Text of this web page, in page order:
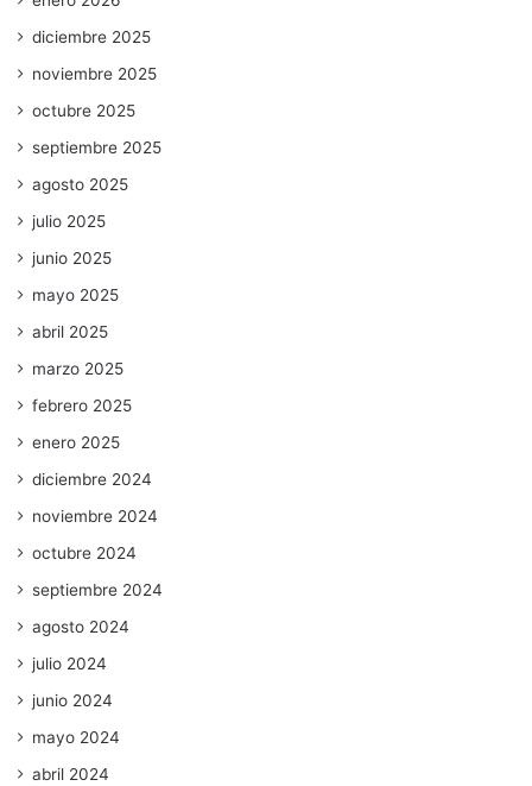
diciembre 2025
noviembre 2025
octubre 2025
septiembre 2025
agosto 2025
julio 2025
junio 2025
mayo 2025
abril 2025
marzo 2025
febrero 2025
enero 2025
diciembre 2024
noviembre 2024
octubre 2024
septiembre 2024
agosto 2024
julio 2024
junio 2024
mayo 2024
abril 2024